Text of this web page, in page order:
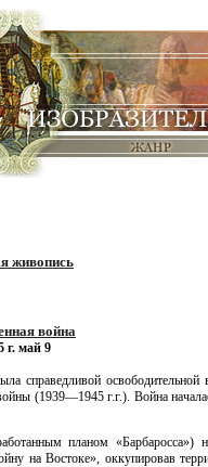
живопись
война
г. май 9
справедливой
(1939—1945 г.г.). Война
планом
на Востоке», оккупировав